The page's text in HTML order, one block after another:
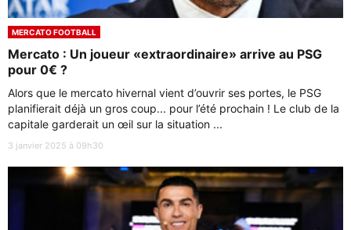
MERCATO FOOTBALL
Mercato : Un joueur «extraordinaire» arrive au PSG
pour 0€ ?
Alors que le mercato hivernal vient d’ouvrir ses portes, le PSG
planifierait déjà un gros coup... pour l’été prochain ! Le club de la
capitale garderait un œil sur la situation ...
3 janvier 2025 à 09h30